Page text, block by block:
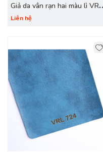
Giả da vân rạn hai màu lì VRL
726 xanh navy
Liên hệ